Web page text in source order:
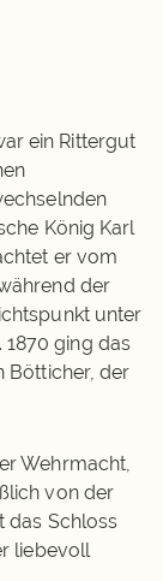
ein Rittergut
König Karl
er vom
der
unter
ging das
Bötticher, der
Wehrmacht,
von der
das Schloss
liebevoll